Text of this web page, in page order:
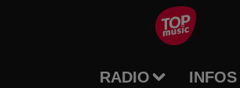
RADIO INFOS